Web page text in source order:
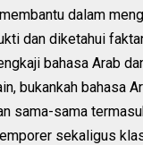
dalam
dan diketahui
bahasa Arab
bukankah bahasa
sama-sama
sekaligus